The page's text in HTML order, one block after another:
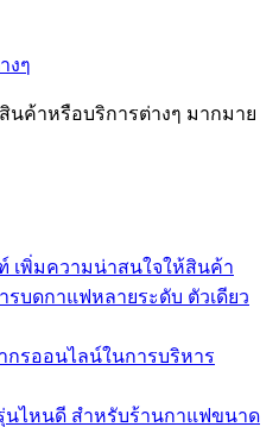
งๆ
นค้าหรือบริการต่างๆ มากมาย
เพิ่มความน่าสนใจให้สินค้า
รบดกาแฟหลายระดับ ตัวเดียว
กรออนไลน์ในการบริหาร
รุ่นไหนดี สำหรับร้านกาแฟขนาด